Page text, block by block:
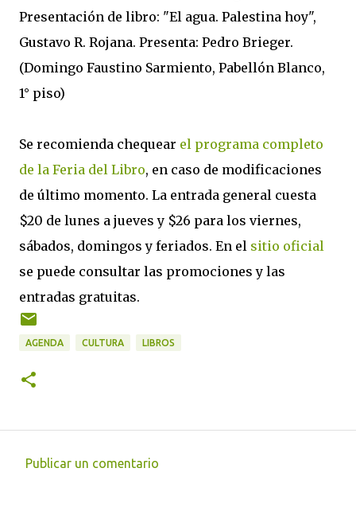
Presentación de libro: "El agua. Palestina hoy",
Gustavo R. Rojana. Presenta: Pedro Brieger.
(Domingo Faustino Sarmiento, Pabellón Blanco,
1° piso)
Se recomienda chequear el programa completo
de la Feria del Libro, en caso de modificaciones
de último momento. La entrada general cuesta
$20 de lunes a jueves y $26 para los viernes,
sábados, domingos y feriados. En el sitio oficial
se puede consultar las promociones y las
entradas gratuitas.
AGENDA CULTURA LIBROS
Publicar un comentario